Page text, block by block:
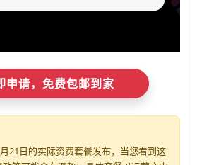
申请，免费包邮到家
21日的实际资费套餐发布，当您看到这